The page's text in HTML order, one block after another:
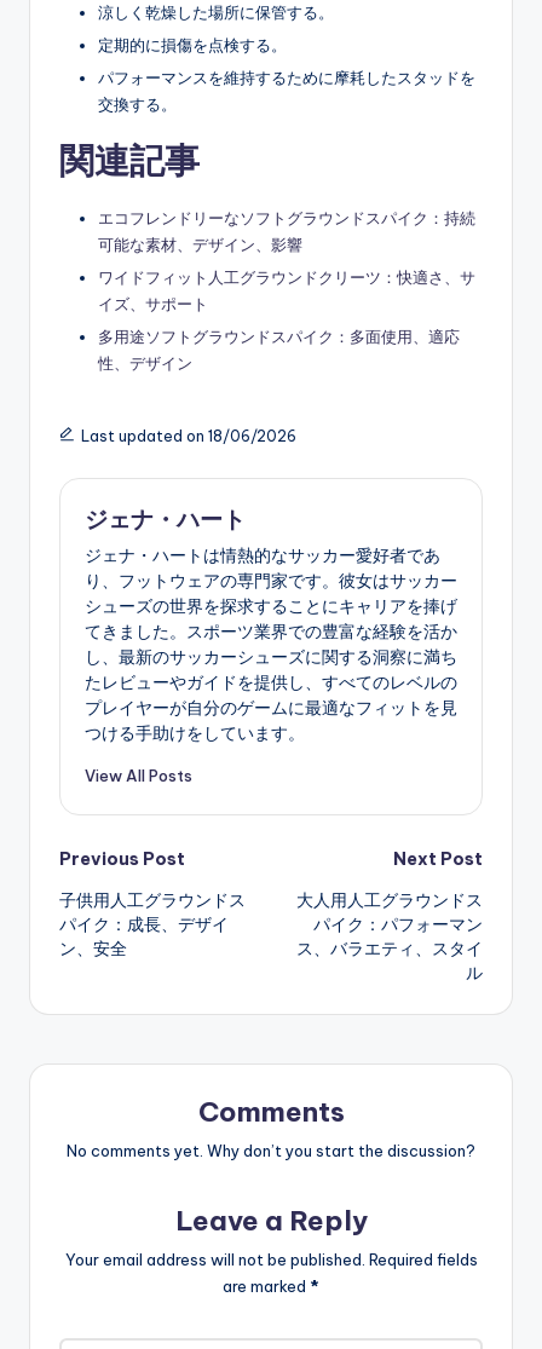
涼しく乾燥した場所に保管する。
定期的に損傷を点検する。
パフォーマンスを維持するために摩耗したスタッドを
交換する。
関連記事
エコフレンドリーなソフトグラウンドスパイク：持続
可能な素材、デザイン、影響
ワイドフィット人工グラウンドクリーツ：快適さ、サ
イズ、サポート
多用途ソフトグラウンドスパイク：多面使用、適応
性、デザイン
Last updated on 18/06/2026
ジェナ・ハート
ジェナ・ハートは情熱的なサッカー愛好者であ
り、フットウェアの専門家です。彼女はサッカー
シューズの世界を探求することにキャリアを捧げ
てきました。スポーツ業界での豊富な経験を活か
し、最新のサッカーシューズに関する洞察に満ち
たレビューやガイドを提供し、すべてのレベルの
プレイヤーが自分のゲームに最適なフィットを見
つける手助けをしています。
View All Posts
Post
navigation
Previous Post
子供用人工グラウンドス
パイク：成長、デザイ
ン、安全
Next Post
大人用人工グラウンドス
パイク：パフォーマン
ス、バラエティ、スタイ
ル
Comments
No comments yet. Why don’t you start the discussion?
Leave a Reply
Your email address will not be published. Required fields
are marked *